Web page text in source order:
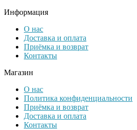
Информация
О нас
Доставка и оплата
Приёмка и возврат
Контакты
Магазин
О нас
Политика конфиденциальности
Приёмка и возврат
Доставка и оплата
Контакты